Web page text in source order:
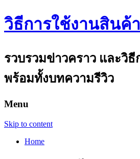
วิธีการใช้งานสินค้
รวบรวมข่าวคราว และวิ
พร้อมทั้งบทความรีวิว
Menu
Skip to content
Home